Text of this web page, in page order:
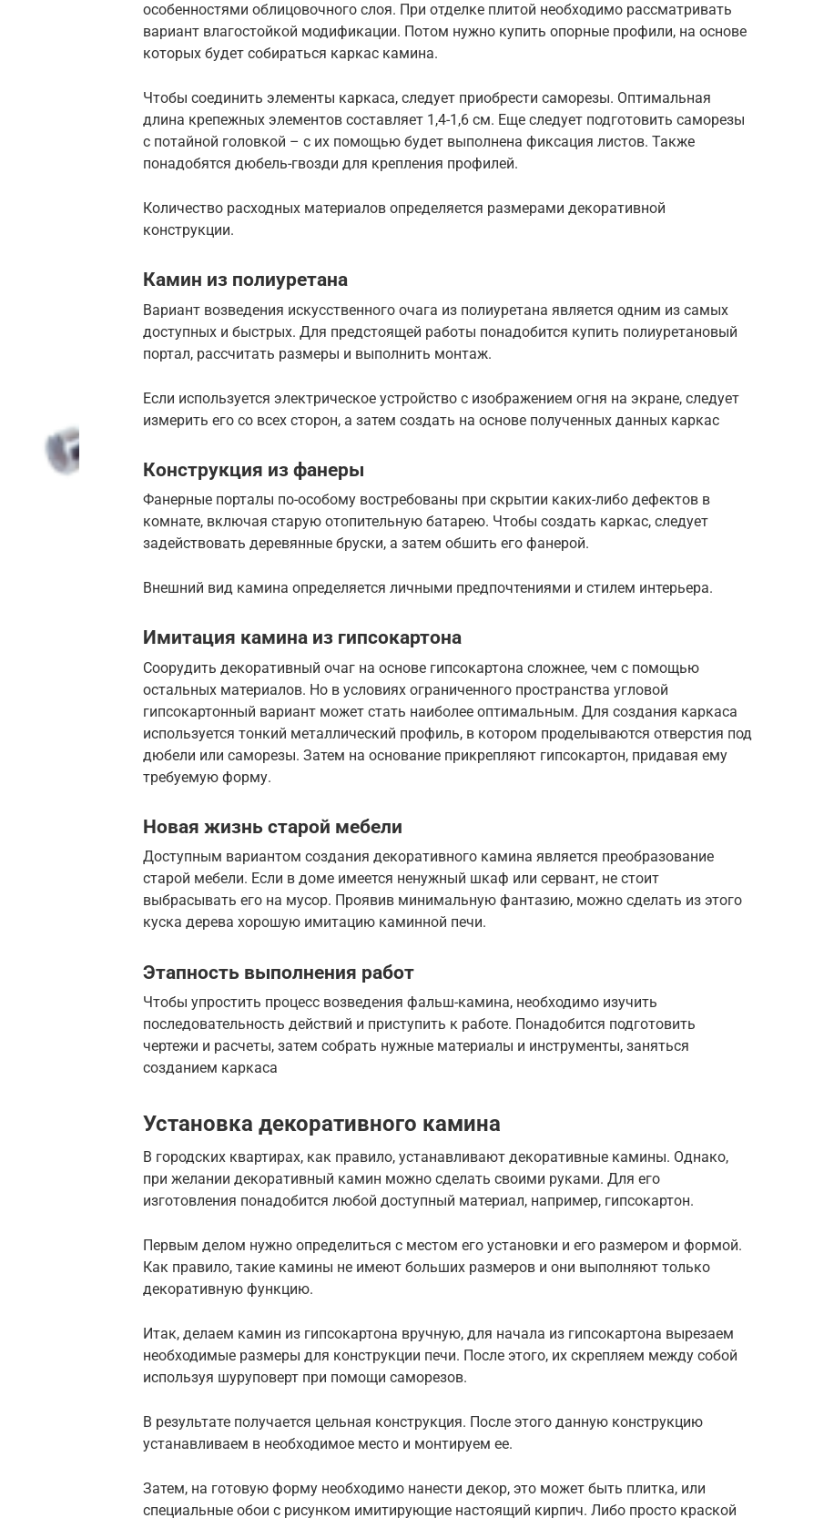
особенностями облицовочного слоя. При отделке плитой необходимо рассматривать
вариант влагостойкой модификации. Потом нужно купить опорные профили, на основе
которых будет собираться каркас камина.
Чтобы соединить элементы каркаса, следует приобрести саморезы. Оптимальная
длина крепежных элементов составляет 1,4-1,6 см. Еще следует подготовить саморезы
с потайной головкой – с их помощью будет выполнена фиксация листов. Также
понадобятся дюбель-гвозди для крепления профилей.
Количество расходных материалов определяется размерами декоративной
конструкции.
Камин из полиуретана
Вариант возведения искусственного очага из полиуретана является одним из самых
доступных и быстрых. Для предстоящей работы понадобится купить полиуретановый
портал, рассчитать размеры и выполнить монтаж.
Если используется электрическое устройство с изображением огня на экране, следует
измерить его со всех сторон, а затем создать на основе полученных данных каркас
Конструкция из фанеры
Фанерные порталы по-особому востребованы при скрытии каких-либо дефектов в
комнате, включая старую отопительную батарею. Чтобы создать каркас, следует
задействовать деревянные бруски, а затем обшить его фанерой.
Внешний вид камина определяется личными предпочтениями и стилем интерьера.
Имитация камина из гипсокартона
Соорудить декоративный очаг на основе гипсокартона сложнее, чем с помощью
остальных материалов. Но в условиях ограниченного пространства угловой
гипсокартонный вариант может стать наиболее оптимальным. Для создания каркаса
используется тонкий металлический профиль, в котором проделываются отверстия под
дюбели или саморезы. Затем на основание прикрепляют гипсокартон, придавая ему
требуемую форму.
Новая жизнь старой мебели
Доступным вариантом создания декоративного камина является преобразование
старой мебели. Если в доме имеется ненужный шкаф или сервант, не стоит
выбрасывать его на мусор. Проявив минимальную фантазию, можно сделать из этого
куска дерева хорошую имитацию каминной печи.
Этапность выполнения работ
Чтобы упростить процесс возведения фальш-камина, необходимо изучить
последовательность действий и приступить к работе. Понадобится подготовить
чертежи и расчеты, затем собрать нужные материалы и инструменты, заняться
созданием каркаса
Установка декоративного камина
В городских квартирах, как правило, устанавливают декоративные камины. Однако,
при желании декоративный камин можно сделать своими руками. Для его
изготовления понадобится любой доступный материал, например, гипсокартон.
Первым делом нужно определиться с местом его установки и его размером и формой.
Как правило, такие камины не имеют больших размеров и они выполняют только
декоративную функцию.
Итак, делаем камин из гипсокартона вручную, для начала из гипсокартона вырезаем
необходимые размеры для конструкции печи. После этого, их скрепляем между собой
используя шуруповерт при помощи саморезов.
В результате получается цельная конструкция. После этого данную конструкцию
устанавливаем в необходимое место и монтируем ее.
Затем, на готовую форму необходимо нанести декор, это может быть плитка, или
специальные обои с рисунком имитирующие настоящий кирпич. Либо просто краской